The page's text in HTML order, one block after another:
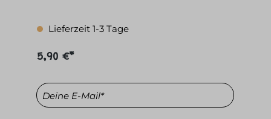
Lieferzeit 1-3 Tage
5,90 €*